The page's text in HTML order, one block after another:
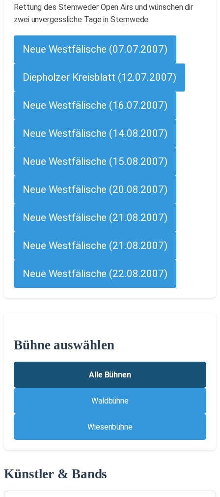
Rettung des Stemweder Open Airs und wünschen dir
zwei unvergessliche Tage in Stemwede.
Neue Westfälische (07.07.2007)
Diepholzer Kreisblatt (12.07.2007)
Neue Westfälische (16.07.2007)
Neue Westfälische (14.08.2007)
Neue Westfälische (15.08.2007)
Neue Westfälische (20.08.2007)
Neue Westfälische (21.08.2007)
Neue Westfälische (21.08.2007)
Neue Westfälische (22.08.2007)
Bühne auswählen
Alle Bühnen
Waldbühne
Wiesenbühne
Künstler & Bands